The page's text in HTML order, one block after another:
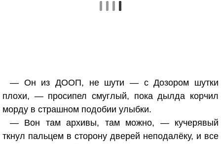
— Он из ДООП, не шути — с Дозором шутки
плохи, — просипел смуглый, пока дылда корчил
морду в страшном подобии улыбки.
— Вон там архивы, там можно, — кучерявый
ткнул пальцем в сторону дверей неподалёку, и все